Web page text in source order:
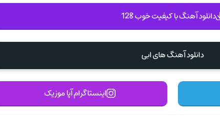
دانلود آهنگ با کیفیت خوب 128
دانلود آهنگ های ابی
اینستاگرام آپا موزیک